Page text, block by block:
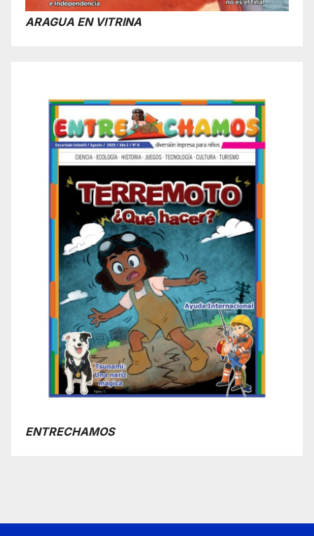
ARAGUA EN VITRINA
ENTRECHAMOS